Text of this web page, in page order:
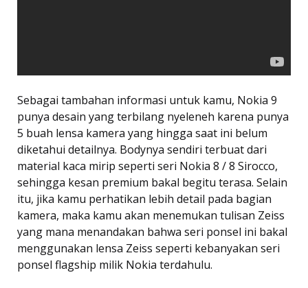
Sebagai tambahan informasi untuk kamu, Nokia 9
punya desain yang terbilang nyeleneh karena punya
5 buah lensa kamera yang hingga saat ini belum
diketahui detailnya. Bodynya sendiri terbuat dari
material kaca mirip seperti seri Nokia 8 / 8 Sirocco,
sehingga kesan premium bakal begitu terasa. Selain
itu, jika kamu perhatikan lebih detail pada bagian
kamera, maka kamu akan menemukan tulisan Zeiss
yang mana menandakan bahwa seri ponsel ini bakal
menggunakan lensa Zeiss seperti kebanyakan seri
ponsel flagship milik Nokia terdahulu.